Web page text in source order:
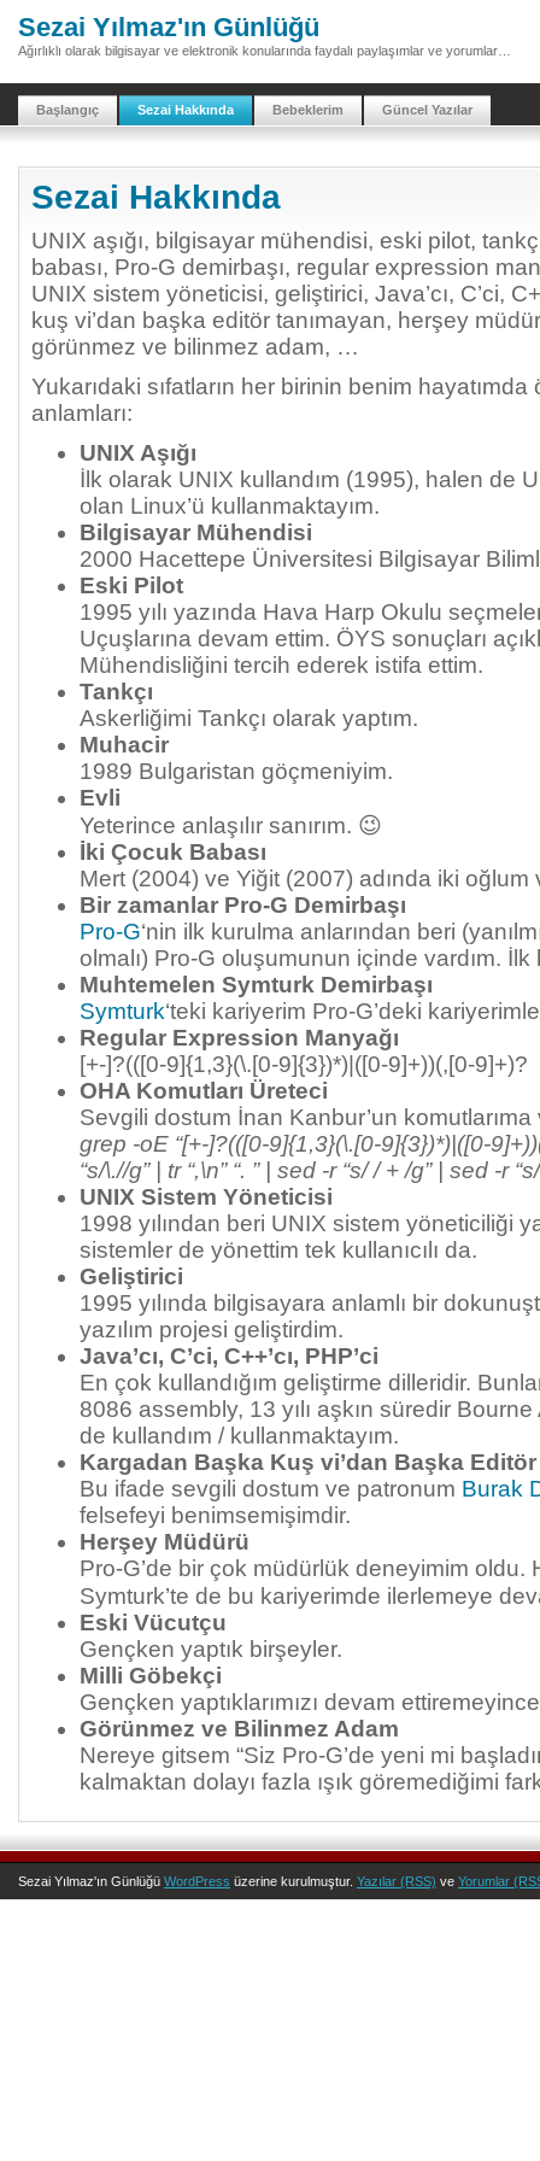
Sezai Yılmaz'ın Günlüğü
Ağırlıklı olarak bilgisayar ve elektronik konularında faydalı paylaşımlar ve yorumlar…
Başlangıç Sezai Hakkında Bebeklerim Güncel Yazılar
Sezai Hakkında
UNIX aşığı, bilgisayar mühendisi, eski pilot,
babası, Pro-G demirbaşı, regular expression
UNIX sistem yöneticisi, geliştirici, Java’cı, C’ci,
kuş vi’dan başka editör tanımayan, herşey
görünmez ve bilinmez adam, …
Yukarıdaki sıfatların her birinin benim
anlamları:
UNIX Aşığı
İlk olarak UNIX kullandım (1995), halen de
olan Linux’ü kullanmaktayım.
Bilgisayar Mühendisi
2000 Hacettepe Üniversitesi Bilgisayar
Eski Pilot
1995 yılı yazında Hava Harp Okulu
Uçuşlarına devam ettim. ÖYS sonuçları
Mühendisliğini tercih ederek istifa ettim.
Tankçı
Askerliğimi Tankçı olarak yaptım.
Muhacir
1989 Bulgaristan göçmeniyim.
Evli
Yeterince anlaşılır sanırım. 😉
İki Çocuk Babası
Mert (2004) ve Yiğit (2007) adında iki oğlum
Bir zamanlar Pro-G Demirbaşı
Pro-G‘nin ilk kurulma anlarından beri
olmalı) Pro-G oluşumunun içinde vardım. İlk
Muhtemelen Symturk Demirbaşı
Symturk‘teki kariyerim Pro-G’deki
Regular Expression Manyağı
[+-]?(([0-9]{1,3}(\.[0-9]{3})*)|([0-9]+))(,[0-9]+)?
OHA Komutları Üreteci
Sevgili dostum İnan Kanbur’un
grep -oE “[+-]?(([0-9]{1,3}(\.[0-9]{3})*)|([0-
“s/\.//g” | tr “,\n” “. ” | sed -r “s/ / + /g” | sed -r
UNIX Sistem Yöneticisi
1998 yılından beri UNIX sistem yöneticiliği
sistemler de yönettim tek kullanıcılı da.
Geliştirici
1995 yılında bilgisayara anlamlı bir
yazılım projesi geliştirdim.
Java’cı, C’ci, C++’cı, PHP’ci
En çok kullandığım geliştirme dilleridir.
8086 assembly, 13 yılı aşkın süredir
de kullandım / kullanmaktayım.
Kargadan Başka Kuş vi’dan Başka Editör
Bu ifade sevgili dostum ve patronum Burak
felsefeyi benimsemişimdir.
Herşey Müdürü
Pro-G’de bir çok müdürlük deneyimim
Symturk’te de bu kariyerimde ilerlemeye
Eski Vücutçu
Gençken yaptık birşeyler.
Milli Göbekçi
Gençken yaptıklarımızı devam
Görünmez ve Bilinmez Adam
Nereye gitsem “Siz Pro-G’de yeni mi
kalmaktan dolayı fazla ışık göremediğimi
Sezai Yılmaz'ın Günlüğü WordPress üzerine kurulmuştur. Yazılar (RSS) ve Yorumlar